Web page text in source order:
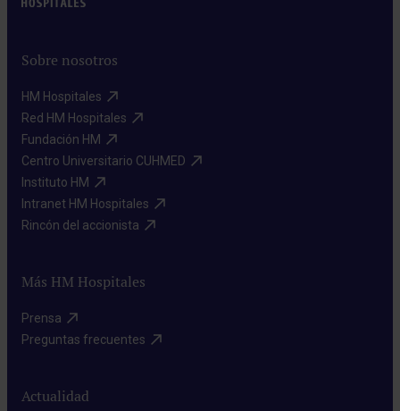
Sobre nosotros
HM Hospitales​
Red HM Hospitales​
Fundación HM​
Centro Universitario CUHMED​
Instituto HM​
Intranet HM Hospitales​
Rincón del accionista​
Más HM Hospitales
Prensa​
Preguntas frecuentes​
Actualidad